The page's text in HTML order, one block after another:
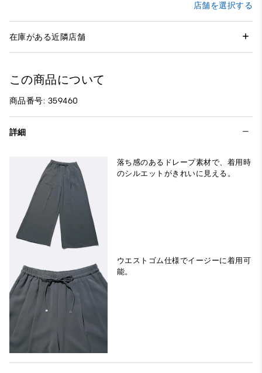
店舗を選択する
在庫がある近隣店舗
この商品について
商品番号: 359460
詳細
落ち感のあるドレープ素材で、着用時
のシルエットがきれいに見える。
ウエストゴム仕様でイージーに着用可
能。